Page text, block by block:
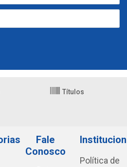
Títulos
Fale
Conosco
Política de